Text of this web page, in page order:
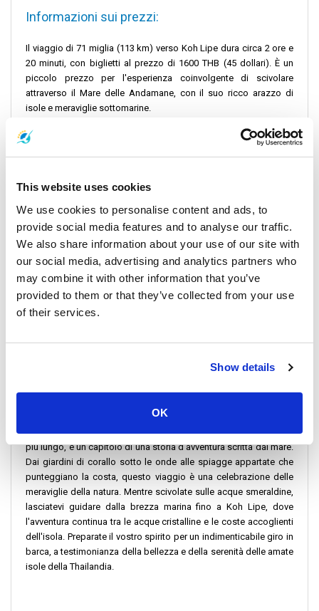
This website uses cookies
We use cookies to personalise content and ads, to
provide social media features and to analyse our traffic.
We also share information about your use of our site with
our social media, advertising and analytics partners who
may combine it with other information that you’ve
provided to them or that they’ve collected from your use
of their services.
Show details
OK
Informazioni sui prezzi:
Il viaggio di 71 miglia (113 km) verso Koh Lipe dura circa 2 ore e
20 minuti, con biglietti al prezzo di 1600 THB (45 dollari). È un
piccolo prezzo per l'esperienza coinvolgente di scivolare
attraverso il Mare delle Andamane, con il suo ricco arazzo di
isole e meraviglie sottomarine.
Istruzioni per il check-in:
nemmeno un minuto di questo incredibile viaggio.
Informazioni importanti sul viaggio
Con due partenze giornaliere, la flessibilità tra Satun Pakbara e
Bundhaya Speed Boat vi permette di adattare il viaggio ai vostri
desideri. Che si tratti di ammirare i maestosi panorami delle isole
Phi o di godersi un viaggio veloce da Koh Ngai a Koh, non
Lipe.
Il viaggio da Koh Ngai a Koh Lipe in motoscafo è più di un
bellezza dell'isola di Koh alla vivacità di Koh Lipe. Ogni minuto
del viaggio, che si tratti di una traversata di 30 minuti o di un tratto
più lungo, è un capitolo di una storia d'avventura scritta dal mare.
Dai giardini di corallo sotto le onde alle spiagge appartate che
punteggiano la costa, questo viaggio è una celebrazione delle
meraviglie della natura. Mentre scivolate sulle acque smeraldine,
lasciatevi guidare dalla brezza marina fino a Koh Lipe, dove
l'avventura continua tra le acque cristalline e le coste accoglienti
dell'isola. Preparate il vostro spirito per un indimenticabile giro in
barca, a testimonianza della bellezza e della serenità delle amate
isole della Thailandia.